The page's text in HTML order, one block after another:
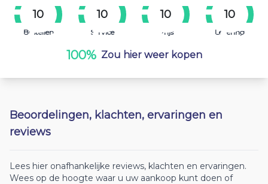
10
Bestellen
10
Service
10
Prijs
10
Levering
100% Zou hier weer kopen
Beoordelingen, klachten, ervaringen en
reviews
Lees hier onafhankelijke reviews, klachten en ervaringen.
Wees op de hoogte waar u uw aankoop kunt doen of